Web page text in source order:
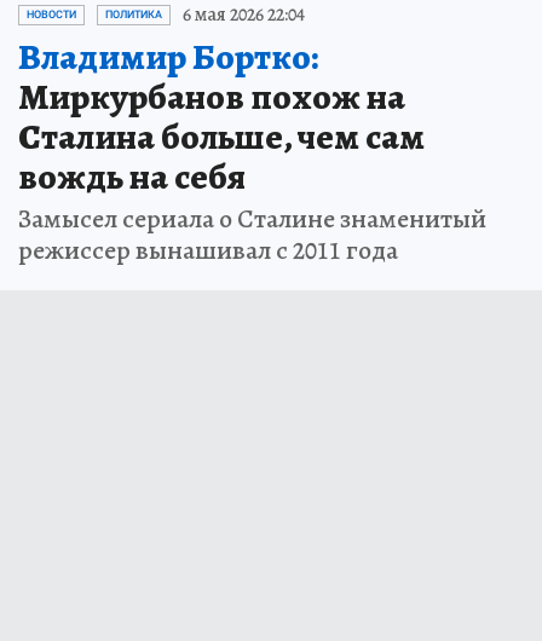
НОВОСТИ ПОЛИТИКА 6 мая 2026 22:04
Владимир Бортко:
Миркурбанов похож на
Сталина больше, чем сам
вождь на себя
Замысел сериала о Сталине знаменитый
режиссер вынашивал с 2011 года